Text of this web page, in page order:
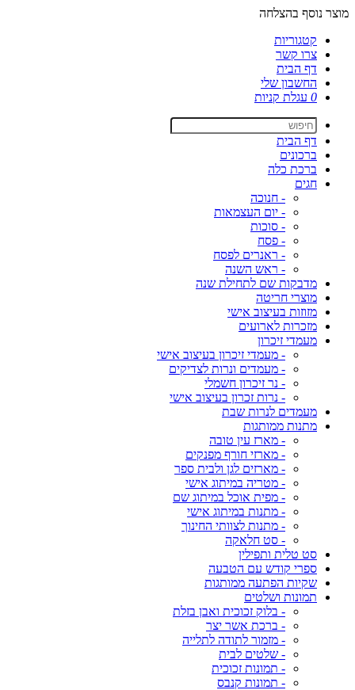
מוצר נוסף בהצלחה
קטגוריות
צרו קשר
דף הבית
החשבון שלי
0 עגלת קניות
דף הבית
ברכונים
ברכת כלה
חגים
- חנוכה
- יום העצמאות
- סוכות
- פסח
- ראנרים לפסח
- ראש השנה
מדבקות שם לתחילת שנה
מוצרי חריטה
מזוזות בעיצוב אישי
מזכרות לארועים
מעמדי זיכרון
- מעמדי זיכרון בעיצוב אישי
- מעמדים ונרות לצדיקים
- נר זיכרון חשמלי
- נרות זכרון בעיצוב אישי
מעמדים לנרות שבת
מתנות ממותגות
- מארז עין טובה
- מארזי חורף מפנקים
- מארזים לגן ולבית ספר
- מטריה במיתוג אישי
- מפית אוכל במיתוג שם
- מתנות במיתוג אישי
- מתנות לצוותי החינוך
- סט חלאקה
סט טלית ותפילין
ספרי קודש עם הטבעה
שקיות הפתעה ממותגות
תמונות ושלטים
- בלוק זכוכית ואבן בזלת
- ברכת אשר יצר
- מזמור לתודה לתלייה
- שלטים לבית
- תמונות זכוכית
- תמונות קנבס